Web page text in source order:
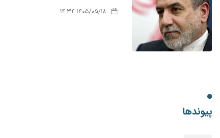
۱۴۰۵/۰۵/۱۸ ۱۴:۳۴
پیوندها